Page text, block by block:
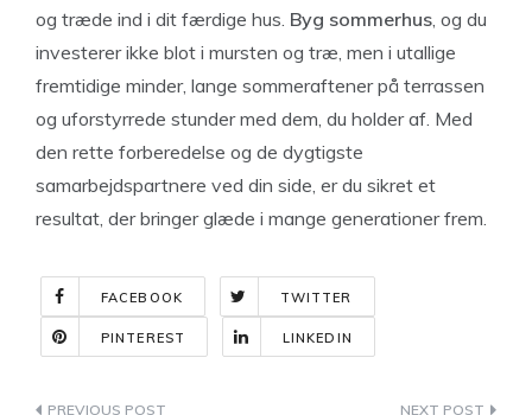
og træde ind i dit færdige hus. Byg sommerhus, og du
investerer ikke blot i mursten og træ, men i utallige
fremtidige minder, lange sommeraftener på terrassen
og uforstyrrede stunder med dem, du holder af. Med
den rette forberedelse og de dygtigste
samarbejdspartnere ved din side, er du sikret et
resultat, der bringer glæde i mange generationer frem.
FACEBOOK TWITTER
PINTEREST LINKEDIN